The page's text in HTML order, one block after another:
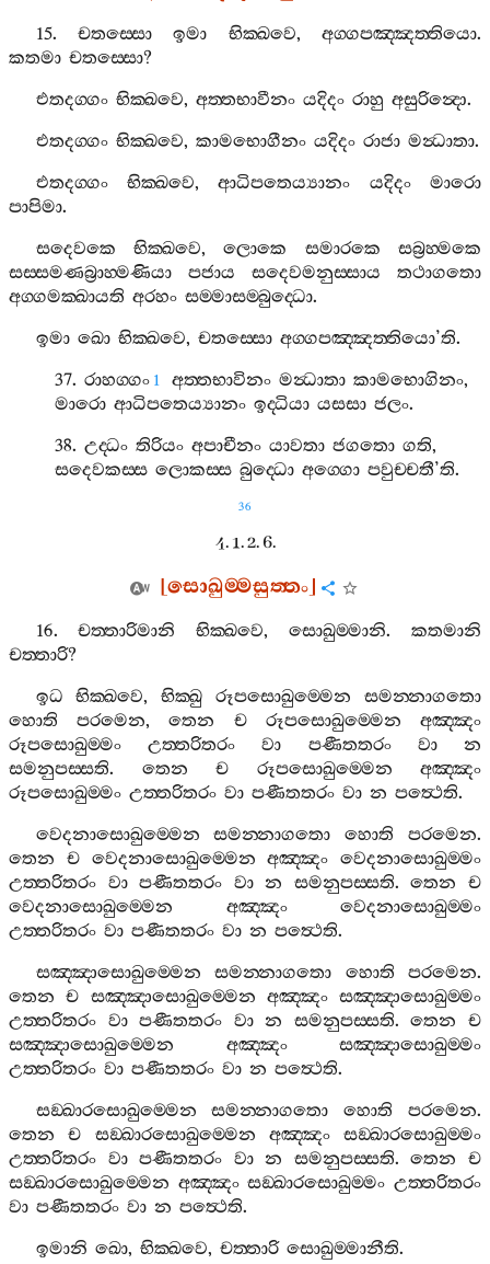
15. චතස‍්සො ඉමා භික‍්ඛවෙ, අග‍්ගපඤ‍්ඤත‍්තියො.
කතමා චතස‍්සො?
එතදග‍්ගං භික‍්ඛවෙ, අත‍්තභාවීනං යදිදං රාහු අසුරින්‍දො.
එතදග‍්ගං භික‍්ඛවෙ, කාමභොගීනං යදිදං රාජා මන්‍ධාතා.
එතදග‍්ගං
භික‍්ඛවෙ,ආධිපතෙය්‍යානං යදිදං
මාරො
පාපිමා.
සදෙවකෙ
භික‍්ඛවෙ,ලොකෙ සමාරකෙ
සබ්‍රහ‍්මකෙ
සස‍්සමණබ්‍රාහ‍්මණියා
පජාය සදෙවමනුස‍්සාය
තථාගතො
අග‍්ගමක‍්ඛායති අරහං සම‍්මාසම‍්බුද‍්ධො.
ඉමා ඛො භික‍්ඛවෙ, චතස‍්සො අග‍්ගපඤ‍්ඤත‍්තියො’ති.
37.රාහග‍්ගං 1 අත‍්තභාවිනං මන්‍ධාතා කාමභොගිනං,
මාරො ආධිපතෙය්‍යානං ඉද‍්ධියා යසසා ජලං.
38.උද‍්ධං තිරියං අපාචීනං යාවතා ජගතො ගති,
සදෙවකස‍්ස ලොකස‍්ස බුද‍්ධො අග‍්ගො පවුච‍්චතී’ති.
36
4. 1. 2. 6.
[සොඛුම‍්මසුත‍්තං]
16.චත‍්තාරිමානි භික‍්ඛවෙ,සොඛුම‍්මානි. කතමානි
චත‍්තාරි?
ඉධ
භික‍්ඛවෙ,භික‍්ඛු රූපසොඛුම‍්මෙන
සමන‍්නාගතො
හොති
පරමෙන,තෙන ච රූපසොඛුම‍්මෙන
අඤ‍්ඤං
රූපසොඛුම‍්මං
උත‍්තරිතරං වා පණීතතරං වා
න
සමනුපස‍්සති. තෙන ච රූපසොඛුම‍්මෙන
අඤ‍්ඤං
රූපසොඛුම‍්මං උත‍්තරිතරං වා පණීතතරං වා න පත්‍ථෙති.
වෙදනාසොඛුම‍්මෙන
සමන‍්නාගතො හොති පරමෙන.
තෙන
ච වෙදනාසොඛුම‍්මෙන අඤ‍්ඤං වෙදනාසොඛුම‍්මං
උත‍්තරිතරං වා පණීතතරං වා න සමනුපස‍්සති.තෙන
ච
වෙදනාසොඛුම‍්මෙන
අඤ‍්ඤං
වෙදනාසොඛුම‍්මං
උත‍්තරිතරං වා පණීතතරං වා න පත්‍ථෙති.
සඤ‍්ඤාසොඛුම‍්මෙන
සමන‍්නාගතො හොති පරමෙන.
තෙන ච සඤ‍්ඤාසොඛුම‍්මෙන අඤ‍්ඤං සඤ‍්ඤාසොඛුම‍්මං
උත‍්තරිතරං වා පණීතතරං වා න සමනුපස‍්සති.තෙන
ච
සඤ‍්ඤාසොඛුම‍්මෙන
අඤ‍්ඤං
සඤ‍්ඤාසොඛුම‍්මං
උත‍්තරිතරං වා පණීතතරං වා න පත්‍ථෙති.
සඞ‍්ඛාරසොඛුම‍්මෙන
සමන‍්නාගතො හොති පරමෙන.
තෙන
ච සඞ‍්ඛාරසොඛුම‍්මෙන අඤ‍්ඤං
සඞ‍්ඛාරසොඛුම‍්මං
උත‍්තරිතරං වා පණීතතරං වා න සමනුපස‍්සති.තෙන
ච
සඞ‍්ඛාරසොඛුම‍්මෙන අඤ‍්ඤං සඞ‍්ඛාරසොඛුම‍්මං උත‍්තරිතරං
වා පණීතතරං වා න පත්‍ථෙති.
ඉමානි ඛො, භික‍්ඛවෙ, චත‍්තාරි සොඛුම‍්මානීති.